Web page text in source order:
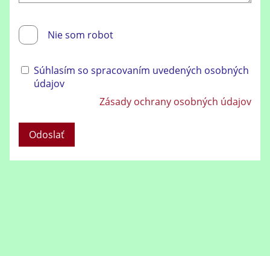
Nie som robot
Súhlasím so spracovaním uvedených osobných
údajov
Zásady ochrany osobných údajov